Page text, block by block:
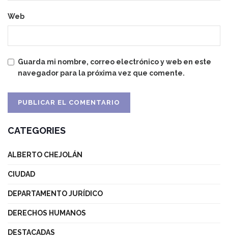
Web
Guarda mi nombre, correo electrónico y web en este
navegador para la próxima vez que comente.
CATEGORIES
ALBERTO CHEJOLÁN
CIUDAD
DEPARTAMENTO JURÍDICO
DERECHOS HUMANOS
DESTACADAS